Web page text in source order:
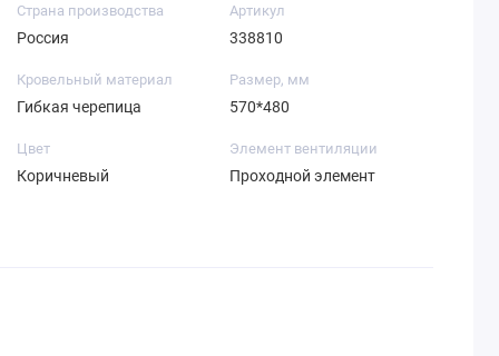
Страна производства
Россия
Артикул
338810
Кровельный материал
Гибкая черепица
Размер, мм
570*480
Цвет
Коричневый
Элемент вентиляции
Проходной элемент